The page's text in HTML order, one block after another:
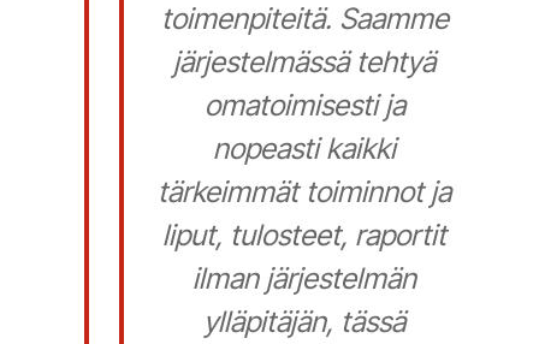
toimenpiteitä. Saamme
järjestelmässä tehtyä
omatoimisesti ja
nopeasti kaikki
tärkeimmät toiminnot ja
liput, tulosteet, raportit
ilman järjestelmän
ylläpitäjän, tässä